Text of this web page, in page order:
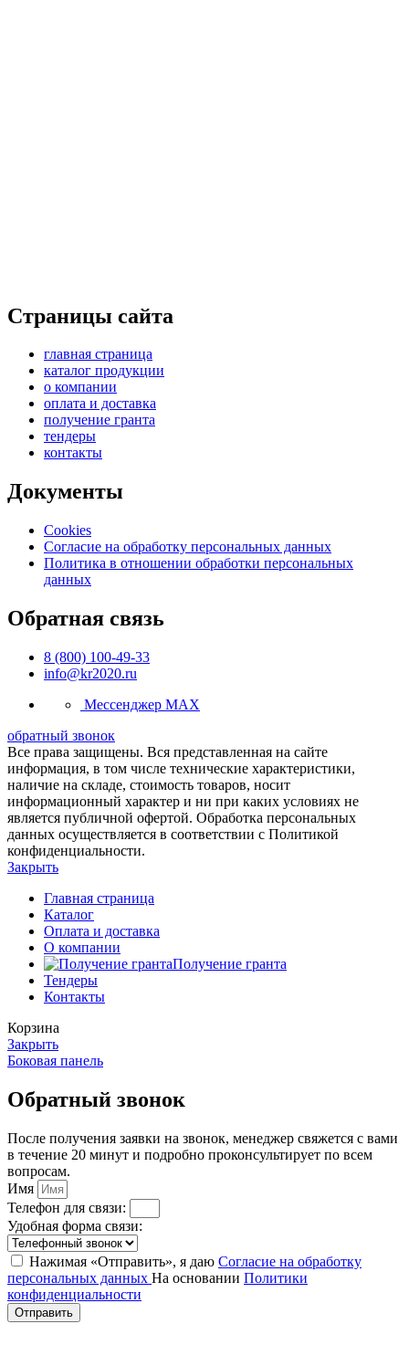
Страницы сайта
главная страница
каталог продукции
о компании
оплата и доставка
получение гранта
тендеры
контакты
Документы
Cookies
Согласие на обработку персональных данных
Политика в отношении обработки персональных
данных
Обратная связь
8 (800) 100-49-33
info@kr2020.ru
Мессенджер MAX
обратный звонок
Все права защищены. Вся представленная на сайте
информация, в том числе технические характеристики,
наличие на складе, стоимость товаров, носит
информационный характер и ни при каких условиях не
является публичной офертой. Обработка персональных
данных осуществляется в соответствии с Политикой
конфиденциальности.
Закрыть
Главная страница
Каталог
Оплата и доставка
О компании
Получение гранта
Тендеры
Контакты
Корзина
Закрыть
Боковая панель
Обратный звонок
После получения заявки на звонок, менеджер свяжется с вами
в течение 20 минут и подробно проконсультирует по всем
вопросам.
Имя
Телефон для связи:
Удобная форма связи:
Нажимая «Отправить», я даю Согласие на обработку
персональных данных На основании Политики
конфиденциальности
Отправить